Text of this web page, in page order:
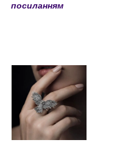
посиланням